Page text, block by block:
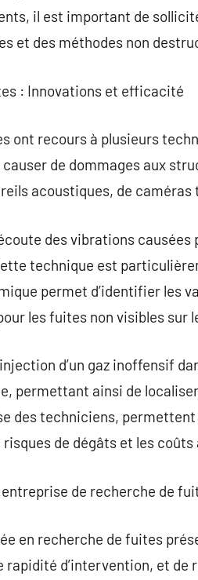
il est important de
et des méthodes non
: Innovations et efficacité
ont recours à plusieurs
de dommages aux
acoustiques, de
des vibrations causées
technique est
permet d’identifier les
les fuites non visibles sur
d’un gaz inoffensif
permettant ainsi de
des techniciens,
de dégâts et les coûts
de recherche de
en recherche de fuites
d’intervention, et de